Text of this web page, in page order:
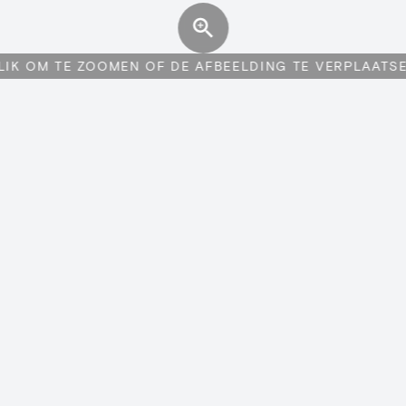
OM TE ZOOMEN OF DE AFBEELDING TE